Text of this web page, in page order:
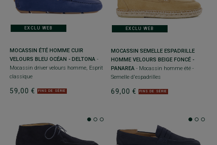
EXCLU WEB
MOCASSIN ÉTÉ HOMME CUIR
VELOURS BLEU OCÉAN - DELTONA -
Mocassin driver velours homme, Esprit
classique
59,00 € FINS DE SÉRIE
EXCLU WEB
MOCASSIN SEMELLE ESPADRILLE
HOMME VELOURS BEIGE FONCÉ -
PANAREA - Mocassin homme été -
Semelle d'espadrilles
69,00 € FINS DE SÉRIE